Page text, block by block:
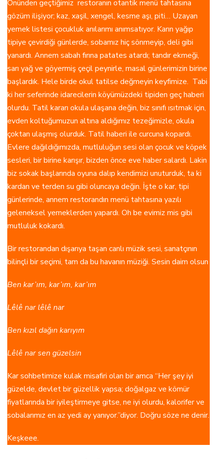
Önünden geçtiğimiz restoranın otantik menü tahtasına
gözüm ilişiyor; kaz, xaşil, xengel, kesme aşı, piti… Uzayan
yemek listesi çocukluk anılarımı anımsatıyor. Karın yağıp
tipiye çevirdiği günlerde, sobamız hiç sönmeyip, deli gibi
yanardı. Annem sabah fırına patates atardı; tandır ekmeği,
sarı yağ ve göyermiş çeçil peynirle, masal günlerimizin birine
başlardık. Hele birde okul tatilse değmeyin keyfimize. Tabi
ki her seferinde idarecilerin köyümüzdeki tipiden geç haberi
olurdu. Tatil kararı okula ulaşana değin, biz sınıfı ısıtmak için,
evden koltuğumuzun altına aldığımız tezeğimizle, okula
çoktan ulaşmış olurduk. Tatil haberi ile curcuna kopardı.
Evlere dağıldığımızda, mutluluğun sesi olan çocuk ve köpek
sesleri, bir birine karışır, bizden önce eve haber salardı. Lakin
biz sokak başlarında oyuna dalıp kendimizi unuturduk, ta ki
kardan ve terden su gibi oluncaya değin. İşte o kar, tipi
günlerinde, annem restorandın menü tahtasına yazılı
geleneksel yemeklerden yapardı. Oh be evimiz mis gibi
mutluluk kokardı.
Bir restorandan dışarıya taşan canlı müzik sesi, sanatçının
bilinçli bir seçimi, tam da bu havanın müziği. Sesin daim olsun
Ben kar’ım, kar’ım, kar’ım
Lêlê nar lêlê nar
Ben kızıl dağın karıyım
Lêlê nar sen güzelsin
Kar sohbetimize kulak misafiri olan bir amca “Her şey iyi
güzelde, devlet bir güzellik yapsa; doğalgaz ve kömür
fiyatlarında bir iyileştirmeye gitse, ne iyi olurdu, kalorifer ve
sobalarımız en az yedi ay yanıyor.”diyor. Doğru söze ne denir.
Keşkeee.